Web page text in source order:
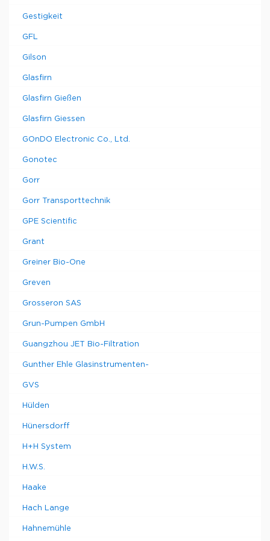
Gestigkeit
GFL
Gilson
Glasfirn
Glasfirn Gießen
Glasfirn Giessen
GOnDO Electronic Co., Ltd.
Gonotec
Gorr
Gorr Transporttechnik
GPE Scientific
Grant
Greiner Bio-One
Greven
Grosseron SAS
Grun-Pumpen GmbH
Guangzhou JET Bio-Filtration
Gunther Ehle Glasinstrumenten-
GVS
Hülden
Hünersdorff
H+H System
H.W.S.
Haake
Hach Lange
Hahnemühle